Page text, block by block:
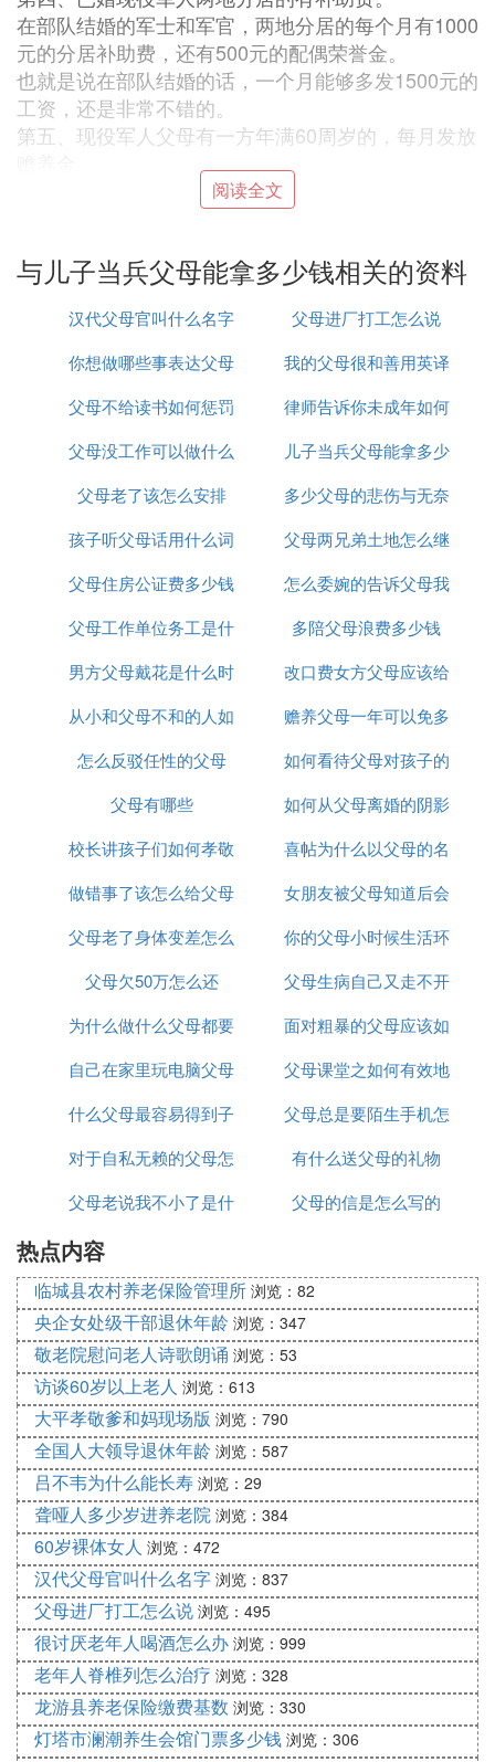
在部队结婚的军士和军官，两地分居的每个月有1000
元的分居补助费，还有500元的配偶荣誉金。
也就是说在部队结婚的话，一个月能够多发1500元的
工资，还是非常不错的。
第五、现役军人父母有一方年满60周岁的，每月发放
现役军人的父母，不管是任何一方年龄到了60周岁，
每个月就可以领到600元的赡养费。
暖心。
现役军人的子女，在上学期间，部队还会发放一笔
钱，这个钱叫做保教费，也是每个月以打卡的方式，
义务兵优待的范围十分广泛，涉及到政治、经济、社
会等整体社会生活的各个方面。主要有以下内容：
1、在政治上，义务兵及其家属要享受高于一般群众
的待遇，在地方政治活动中优先，例如优先入党、优
2、在经济上，义务兵退伍可以享有工作安排、工作
介绍、培训等方面的优先，可以享有安置补助费；义
费，可以享受优待工分，还可以享有优待金等。
3、在社会上，义务兵家属有军属、光荣之家的荣
誉，有的地方在过节过年时要给义务兵家属送对联、
礼品等，义务兵子女在入学、升学以及学费减免方面
4、在文化上，很多拥军优属的文艺作品被创作出来
在舞台、街头表演宣传拥军优握颤属的感人事迹。
用油、面粉等；也可以是劳务，例如免除义务工，提
供土地代耕服务；还可以是货币或代币，例如给予优
待工分、粮油票证、货币等。
兵役制度是国家关于公民参加军队和好皮顷其他武装
重要的军事制度。
兵役制度的种类很多，就其性质而言，基本上分为两
家利用法律形式规定公民在一定的年龄内必须服一定
期限的兵役，带有强制性。另一种是志愿兵役制，又
称募兵制。这种制度是公民凭自愿应招到军队服兵
役，并与军方签定服役合同。而服义务兵役的士兵，
实现军人配偶免费医疗、军官军士父母和配偶父母优
惠医疗，继续实行军人、军人未成年子女免费医疗。
这对于军人及其家属来说，确实是一个好消息，现在
军人及其家属基本上都能享受免费医疗的待遇，简单
来说，就是看病不用再花一分钱了，可以免费看病，
这对于军人来说，是能够提升他们的特殊性和荣誉感
的。
同时对于军官军士的父母和配偶的父母，也实行优惠
医疗的政策，这样军人及其配偶的父母看病时，虽然
不能享受免费医疗，但是也可以享受到医疗费用的优
惠，也能减轻一些经济压力。
现役军人家庭可以领取光荣之家门牌。
孩子当兵，我们就是成了现役军人的家庭，作为父
母，你是现役军人的父母，大家知道作为优待的对象
来讲，现役军人是最值得优待的，这种对象现役军人
比退役军人肯定优待更多，现役军人的父母也是如
此，那么现役军人的家庭可以领取光荣之家牌子。
法律依据
《中华人民共和国兵役法》
第六条
阅读全文
与儿子当兵父母能拿多少钱相关的资料
汉代父母官叫什么名字
父母进厂打工怎么说
你想做哪些事表达父母
的爱
我的父母很和善用英译
怎么说
父母不给读书如何惩罚
父母
律师告诉你未成年如何
向父母要钱
父母没工作可以做什么
兼职
儿子当兵父母能拿多少
钱
父母老了该怎么安排
多少父母的悲伤与无奈
孩子听父母话用什么词
形容
父母两兄弟土地怎么继
承
父母住房公证费多少钱
怎么委婉的告诉父母我
欠钱了
父母工作单位务工是什
么意思
多陪父母浪费多少钱
男方父母戴花是什么时
候戴
改口费女方父母应该给
多少
从小和父母不和的人如
何相处
赡养父母一年可以免多
少税
怎么反驳任性的父母
如何看待父母对孩子的
关爱
父母有哪些
如何从父母离婚的阴影
走出来
校长讲孩子们如何孝敬
父母
喜帖为什么以父母的名
义
做错事了该怎么给父母
道歉
女朋友被父母知道后会
有什么反应
父母老了身体变差怎么
治
你的父母小时候生活环
境怎么样
父母欠50万怎么还
父母生病自己又走不开
怎么办
为什么做什么父母都要
干涉
面对粗暴的父母应该如
何交流
自己在家里玩电脑父母
是怎么知道的
父母课堂之如何有效地
沟通与陪伴
什么父母最容易得到子
女尊重
父母总是要陌生手机怎
么办
对于自私无赖的父母怎
么应对
有什么送父母的礼物
父母老说我不小了是什
父母的信是怎么写的
热点内容
临城县农村养老保险管理所 浏览：82
央企女处级干部退休年龄 浏览：347
敬老院慰问老人诗歌朗诵 浏览：53
访谈60岁以上老人 浏览：613
大平孝敬爹和妈现场版 浏览：790
全国人大领导退休年龄 浏览：587
吕不韦为什么能长寿 浏览：29
聋哑人多少岁进养老院 浏览：384
60岁裸体女人 浏览：472
汉代父母官叫什么名字 浏览：837
父母进厂打工怎么说 浏览：495
很讨厌老年人喝酒怎么办 浏览：999
老年人脊椎列怎么治疗 浏览：328
龙游县养老保险缴费基数 浏览：330
灯塔市澜潮养生会馆门票多少钱 浏览：306